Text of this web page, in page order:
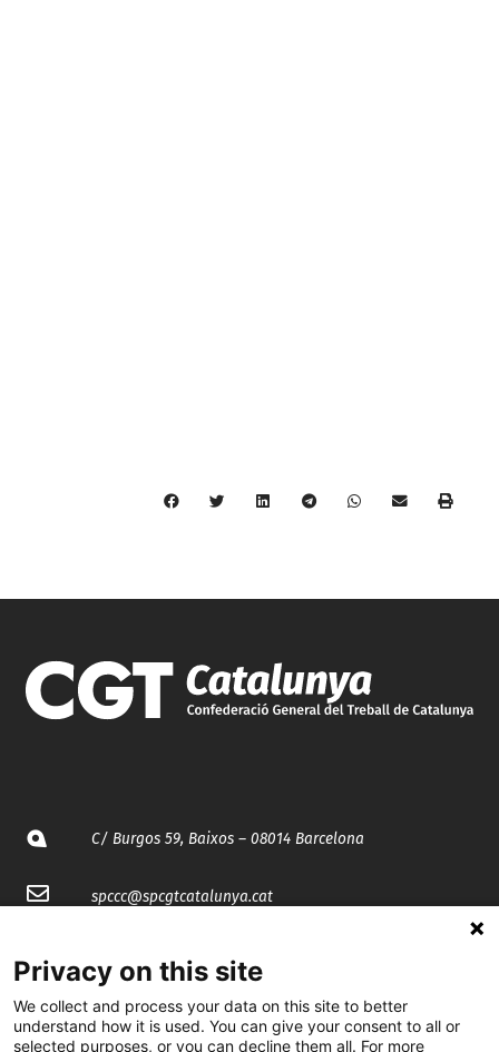
C/ Burgos 59, Baixos – 08014 Barcelona
spccc@spcgtcatalunya.cat
@CGTCatalunya
Privacy on this site
We collect and process your data on this site to better
understand how it is used. You can give your consent to all or
selected purposes, or you can decline them all. For more